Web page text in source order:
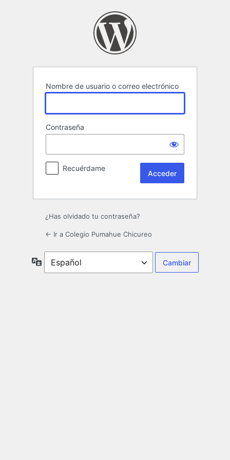
Nombre de usuario o correo electrónico
Contraseña
Recuérdame
¿Has olvidado tu contraseña?
← Ir a Colegio Pumahue Chicureo
Idioma